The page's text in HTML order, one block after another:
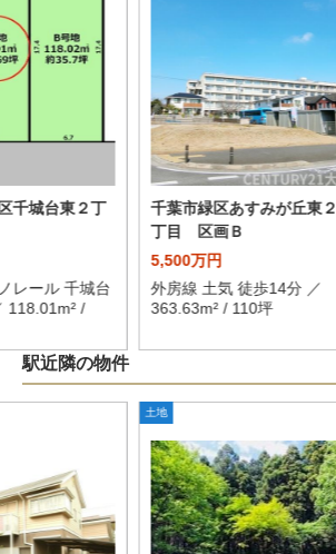
千城台東２丁
レール 千城台
118.01m² /
千葉市緑区あすみが丘東２
丁目 区画Ｂ
5,500万円
外房線 土気 徒歩14分 ／
363.63m² / 110坪
駅近隣の物件
土地